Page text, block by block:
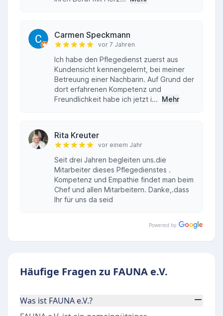
Carmen Speckmann
vor 7 Jahren
Ich habe den Pflegedienst zuerst aus
Kundensicht kennengelernt, bei meiner
Betreuung einer Nachbarin. Auf Grund der
dort erfahrenen Kompetenz und
Freundlichkeit habe ich jetzt i... Mehr
Rita Kreuter
vor einem Jahr
Seit drei Jahren begleiten uns.die
Mitarbeiter dieses Pflegedienstes .
Kompetenz und Empathie findet man beim
Chef und allen Mitarbeitern. Danke,.dass
Ihr für uns da seid
Powered by
Häufige Fragen zu FAUNA e.V.
Was ist FAUNA e.V.?